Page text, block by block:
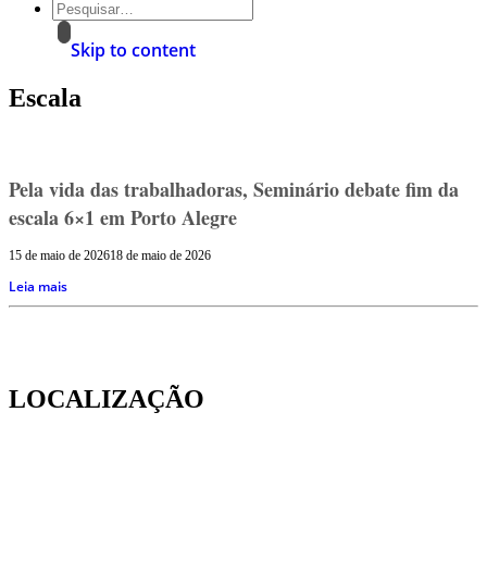
Skip to content
Escala
Pela vida das trabalhadoras, Seminário debate fim da
escala 6×1 em Porto Alegre
15 de maio de 202618 de maio de 2026
Leia mais
LOCALIZAÇÃO